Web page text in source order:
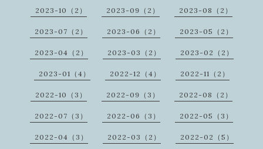
2023-10（2） 2023-09（2） 2023-08（2）
2023-07（2） 2023-06（2） 2023-05（2）
2023-04（2） 2023-03（2） 2023-02（2）
2023-01（4） 2022-12（4） 2022-11（2）
2022-10（3） 2022-09（3） 2022-08（2）
2022-07（3） 2022-06（3） 2022-05（3）
2022-04（3） 2022-03（2） 2022-02（5）